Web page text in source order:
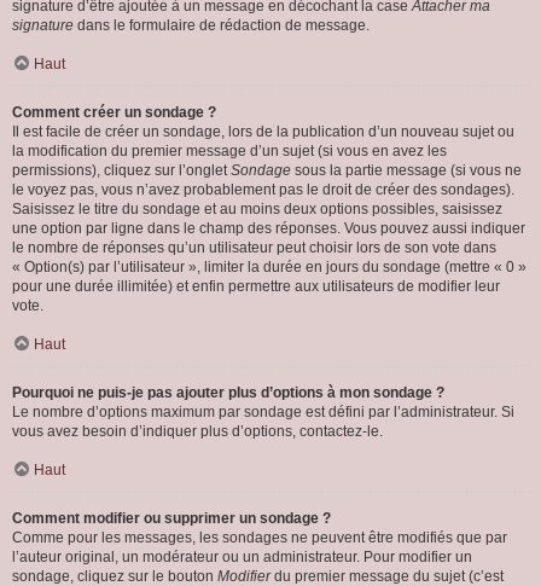
signature d’être ajoutée à un message en décochant la caseAttacher ma
signature dans le formulaire de rédaction de message.
Haut
Comment créer un sondage ?
Il est facile de créer un sondage, lors de la publication d’un nouveau sujet ou
la modification du premier message d’un sujet (si vous en avez les
permissions), cliquez sur l’ongletSondage sous la partie message (si vous ne
le voyez pas, vous n’avez probablement pas le droit de créer des sondages).
Saisissez le titre du sondage et au moins deux options possibles, saisissez
une option par ligne dans le champ des réponses. Vous pouvez aussi indiquer
le nombre de réponses qu’un utilisateur peut choisir lors de son vote dans
« Option(s) par l’utilisateur », limiter la durée en jours du sondage (mettre « 0 »
pour une durée illimitée) et enfin permettre aux utilisateurs de modifier leur
vote.
Haut
Pourquoi ne puis-je pas ajouter plus d’options à mon sondage ?
Le nombre d’options maximum par sondage est défini par l’administrateur. Si
vous avez besoin d’indiquer plus d’options, contactez-le.
Haut
Comment modifier ou supprimer un sondage ?
Comme pour les messages, les sondages ne peuvent être modifiés que par
l’auteur original, un modérateur ou un administrateur. Pour modifier un
sondage, cliquez sur le bouton Modifierdu premier message du sujet (c’est